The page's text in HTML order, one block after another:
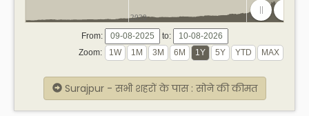
2020 2025
From:
to:
Zoom:
Surajpur - सभी शहरों के पास : सोने की कीमत